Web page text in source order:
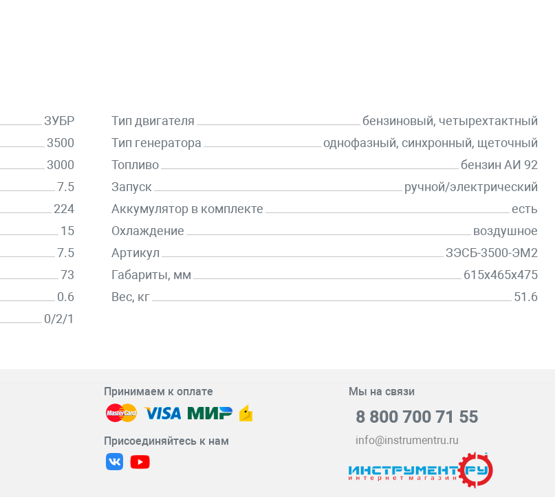
ЗУБР
3500
3000
7.5
224
15
7.5
73
0.6
0/2/1
Тип двигателя
бензиновый, четырехтактный
Тип генератора
однофазный, синхронный, щеточный
Топливо
бензин АИ 92
Запуск
ручной/электрический
Аккумулятор в комплекте
есть
Охлаждение
воздушное
Артикул
ЗЭСБ-3500-ЭМ2
Габариты, мм
615х465х475
Вес, кг
51.6
Принимаем к оплате
Присоединяйтесь к нам
Мы на связи
8 800 700 71 55
info@instrumentru.ru